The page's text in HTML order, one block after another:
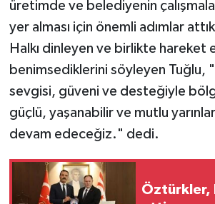
üretimde ve belediyenin
yer alması için önemli adımlar
Halkı dinleyen ve birlikte hareket
benimsediklerini söyleyen Tuğlu,
sevgisi, güveni ve desteğiyle
güçlü, yaşanabilir ve mutlu
devam edeceğiz." dedi.
Öztürkler,